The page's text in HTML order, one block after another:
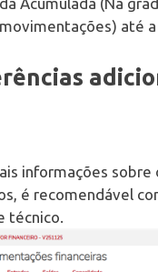
até a
informações
é recomendável
técnico.